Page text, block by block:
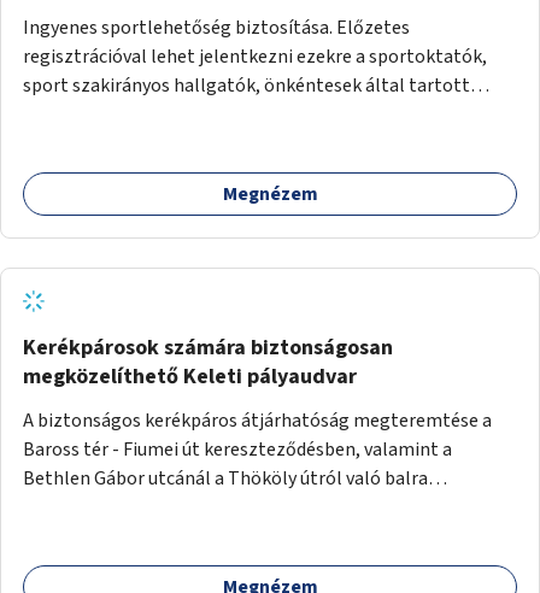
Ingyenes sportlehetőség biztosítása. Előzetes
regisztrációval lehet jelentkezni ezekre a sportoktatók,
sport szakirányos hallgatók, önkéntesek által tartott
Megnézem
Kerékpárosok számára biztonságosan
megközelíthető Keleti pályaudvar
A biztonságos kerékpáros átjárhatóság megteremtése a
Baross tér - Fiumei út kereszteződésben, valamint a
Bethlen Gábor utcánál a Thököly útról való balra
Megnézem